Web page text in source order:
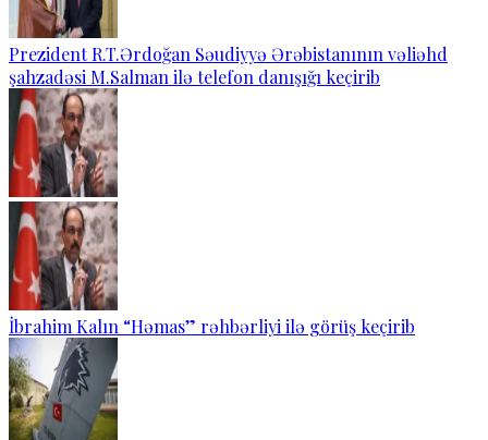
Prezident R.T.Ərdoğan Səudiyyə Ərəbistanının vəliəhd
şahzadəsi M.Salman ilə telefon danışığı keçirib
İbrahim Kalın “Həmas” rəhbərliyi ilə görüş keçirib